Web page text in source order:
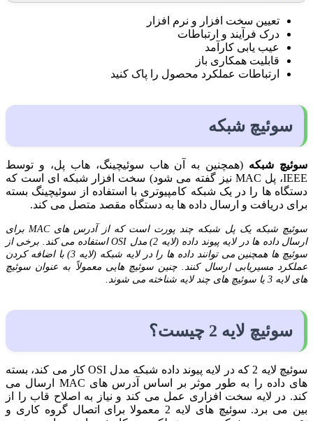
تعیین سخت افزار و نرم افزار
درک فرآیند و ارتباطات
عیب یابی کارآمد
قابلیت همکاری باز
ارتباطات عملکرد محصول را پاک کنید
سوئیچ شبکه
سوئیچ شبکه (همچنین به آن هاب سوئیچینگ، هاب پل، و توسط
IEEE، پل MAC نیز گفته می شود) سخت افزار شبکه ای است که
دستگاه ها را در یک شبکه کامپیوتری با استفاده از سوئیچینگ بسته
برای دریافت و ارسال داده ها به دستگاه مقصد متصل می کند.
سوئیچ شبکه یک پل شبکه چند پورت است که از آدرس های MAC برای
ارسال داده ها در لایه پیوند داده (لایه 2) مدل OSI استفاده می کند. برخی از
سوئیچ ها همچنین می توانند داده ها را در لایه شبکه (لایه 3) با اضافه کردن
عملکرد مسیریابی ارسال کنند. چنین سوئیچ هایی معمولاً به عنوان سوئیچ
های لایه 3 یا سوئیچ های چند لایه شناخته می شوند.
سوئیچ لایه 2 چیست؟
سوئیچ لایه 2 که در لایه پیوند داده شبکه مدل OSI کار می کند، بسته
های داده را به طور موثر بر اساس آدرس های MAC ارسال می
کند. در لایه سخت افزاری عمل می کند و نیاز به اصلاح قاب را از
بین می برد. سوئیچ های لایه 2 معمولا برای اتصال گروه کاری و